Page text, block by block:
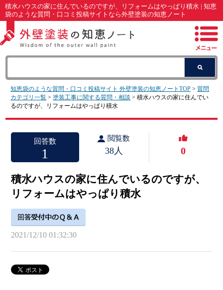
積水ハウスの家に住んでいるのですが、リフォームはやっぱり積水 | 知恵
袋のような質問・口コミ投稿サイトなら外壁塗装の知恵ノート
知恵袋のような質問・口コミ投稿サイト 外壁塗装の知恵ノートTOP >質問
カテゴリ一覧 >塗装工事に関する質問・相談 > 積水ハウスの家に住んでい
るのですが、リフォームはやっぱり積水
回答数
1
閲覧数
38人 0
積水ハウスの家に住んでいるのですが、
リフォームはやっぱり積水
2021/12/10 01:32:30